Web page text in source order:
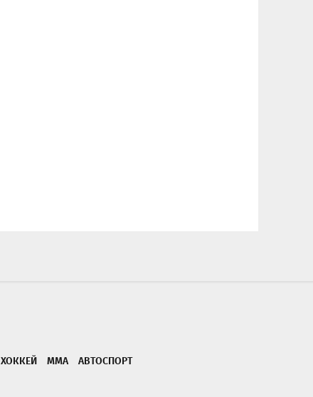
ХОККЕЙ ММА АВТОСПОРТ